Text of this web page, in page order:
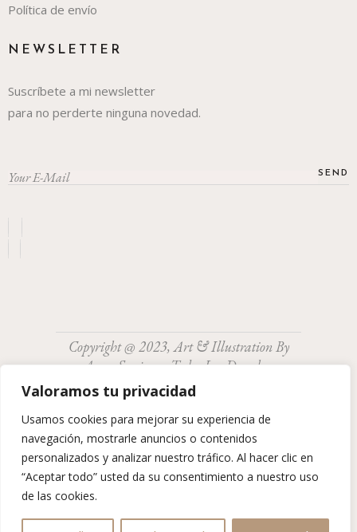
Valoramos tu privacidad
Usamos cookies para mejorar su experiencia de
navegación, mostrarle anuncios o contenidos
personalizados y analizar nuestro tráfico. Al hacer clic en
“Aceptar todo” usted da su consentimiento a nuestro uso
de las cookies.
Política de envío
NEWSLETTER
Suscríbete a mi newsletter
para no perderte ninguna novedad.
Copyright @ 2023, Art & Illustration By
Anna Sanjuan. Todos Los Derechos
Reservados.